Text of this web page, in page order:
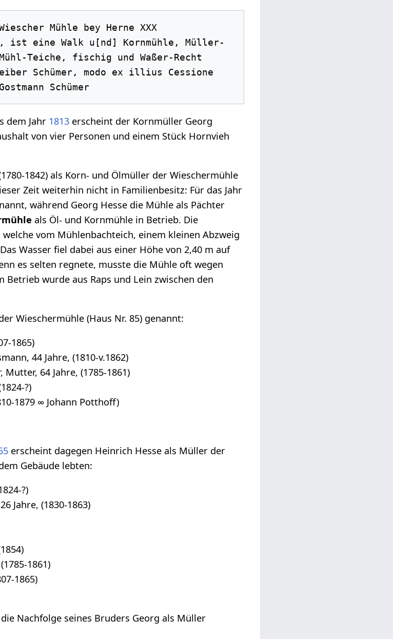
Mühle bey Herne XXX
ist eine Walk u[nd] Kornmühle, Müller-
Teiche, fischig und Waßer-Recht
Schümer, modo ex illius Cessione
dessen Eheweib Regina geb. Gostmann Schümer
dem Jahr 1813 erscheint der Kornmüller Georg
von vier Personen und einem Stück Hornvieh
1842) als Korn- und Ölmüller der Wieschermühle
Zeit weiterhin nicht in Familienbesitz: Für das Jahr
während Georg Hesse die Mühle als Pächter
als Öl- und Kornmühle in Betrieb. Die
vom Mühlenbachteich, einem kleinen Abzweig
Wasser fiel dabei aus einer Höhe von 2,40 m auf
es selten regnete, musste die Mühle oft wegen
wurde aus Raps und Lein zwischen den
Wieschermühle (Haus Nr. 85) genannt:
1865)
44 Jahre, (1810-v.1862)
64 Jahre, (1785-1861)
?)
1879 ∞ Johann Potthoff)
erscheint dagegen Heinrich Hesse als Müller der
Gebäude lebten:
?)
Jahre, (1830-1863)
1861)
1865)
Nachfolge seines Bruders Georg als Müller